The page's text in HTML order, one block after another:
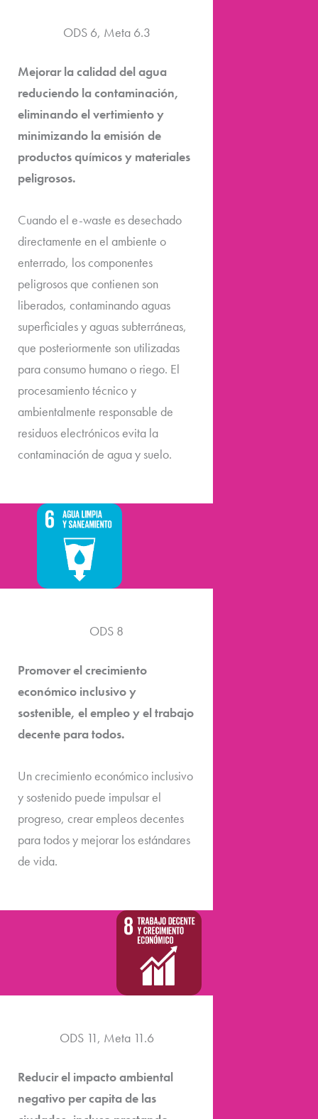
ODS 6, Meta 6.3
Mejorar la calidad del agua
reduciendo la contaminación,
eliminando el vertimiento y
minimizando la emisión de
productos químicos y materiales
peligrosos.
Cuando el e-waste es desechado
directamente en el ambiente o
enterrado, los componentes
peligrosos que contienen son
liberados, contaminando aguas
superficiales y aguas subterráneas,
que posteriormente son utilizadas
para consumo humano o riego. El
procesamiento técnico y
ambientalmente responsable de
residuos electrónicos evita la
contaminación de agua y suelo.
ODS 8
Promover el crecimiento
económico inclusivo y
sostenible, el empleo y el trabajo
decente para todos.
Un crecimiento económico inclusivo
y sostenido puede impulsar el
progreso, crear empleos decentes
para todos y mejorar los estándares
de vida.
ODS 11, Meta 11.6
Reducir el impacto ambiental
negativo per capita de las